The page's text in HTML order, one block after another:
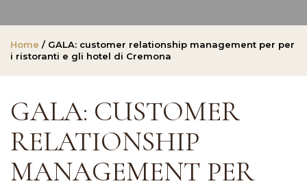
Home / GALA: customer relationship management per per
i ristoranti e gli hotel di Cremona
GALA: CUSTOMER
RELATIONSHIP
MANAGEMENT PER